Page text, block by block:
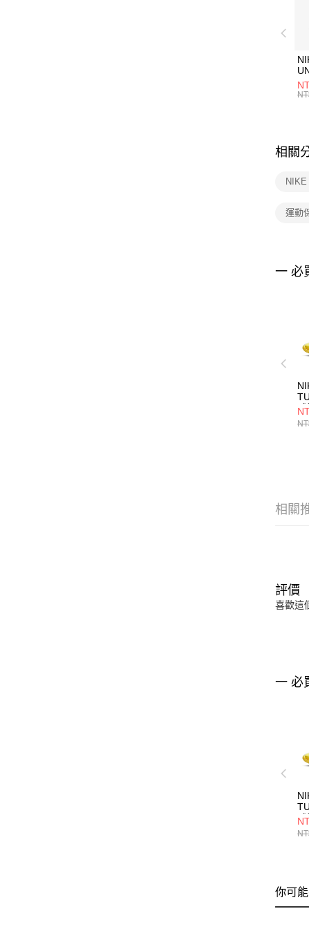
統
相關
運動
一 必
相關
評價
喜歡這
一 必
你可